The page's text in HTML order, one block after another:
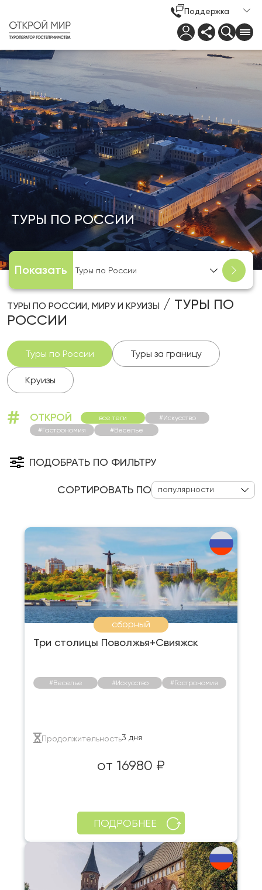
Поддержка
ТУРЫ ПО РОССИИ
Показать Туры по России
ТУРЫ ПО РОССИИ, МИРУ И КРУИЗЫ / ТУРЫ ПО
РОССИИ
Туры по России Туры за границу
Круизы
# ОТКРОЙ все теги
#Искусство
#Гастрономия
#Веселье
ПОДОБРАТЬ ПО ФИЛЬТРУ
СОРТИРОВАТЬ ПО популярности
сборный
Три столицы Поволжья+Свияжск
#Веселье #Искусство #Гастрономия
Продолжительность3 дня
от 16980 ₽
ПОДРОБНЕЕ